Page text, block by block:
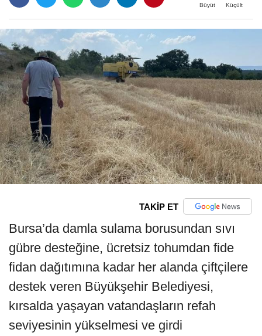
Büyüt Küçült
TAKİP ET
Bursa’da damla sulama borusundan sıvı
gübre desteğine, ücretsiz tohumdan fide
fidan dağıtımına kadar her alanda çiftçilere
destek veren Büyükşehir Belediyesi,
kırsalda yaşayan vatandaşların refah
seviyesinin yükselmesi ve girdi